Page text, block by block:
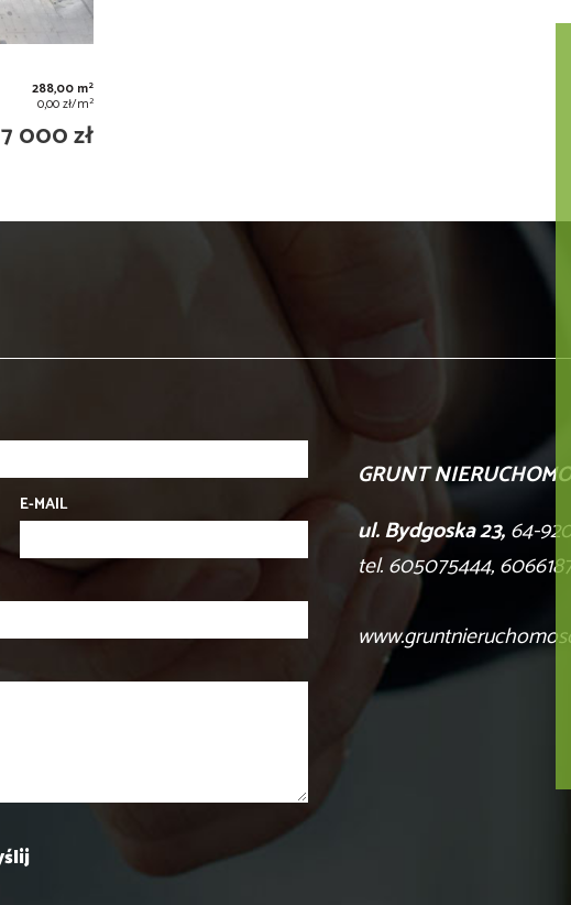
288,00 m2
0,00 zł/m2
7 000 zł
E-MAIL
GRUNT
ul. Bydgoska 23,64-
tel. 605075444,